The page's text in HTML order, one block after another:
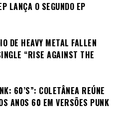
LANÇA O SEGUNDO EP
DE HEAVY METAL FALLEN
“RISE AGAINST THE
60’S”: COLETÂNEA REÚNE
ANOS 60 EM VERSÕES PUNK